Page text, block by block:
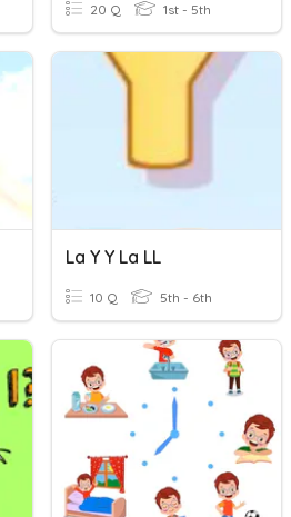
20 Q 1st - 5th
La Y Y La LL
10 Q 5th - 6th